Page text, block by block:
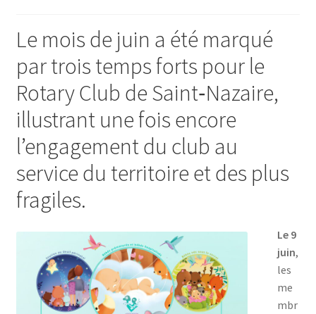
Le mois de juin a été marqué
par trois temps forts pour le
Rotary Club de Saint‑Nazaire,
illustrant une fois encore
l’engagement du club au
service du territoire et des plus
fragiles.
Le 9
juin,
les
me
mbr